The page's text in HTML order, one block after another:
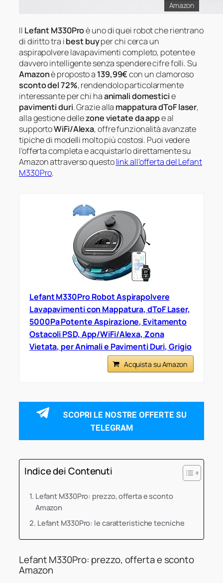
Amazon
Il Lefant M330Proè uno di quei robot che rientrano
di diritto tra ibest buyper chi cerca un
aspirapolvere lavapavimenti completo, potente e
davvero intelligente senza spendere cifre folli. Su
Amazonè proposto a 139,99€con un clamoroso
sconto del 72%, rendendolo particolarmente
interessante per chi haanimali domesticie
pavimenti duri. Grazie alla mappatura dToF laser,
alla gestione dellezone vietate da appe al
supportoWiFi/Alexa, offre funzionalità avanzate
tipiche di modelli molto più costosi. Puoi vedere
l’offerta completa e acquistarlo direttamente su
Amazon attraverso questolink all’offerta del Lefant
M330Pro.
Lefant M330Pro Robot Aspirapolvere
Lavapavimenti con Mappatura, dToF Laser,
5000Pa Potente Aspirazione, Evitamento
Ostacoli PSD, App/WiFi/Alexa, Zona
Vietata, per Animali e Pavimenti Duri, Grigio
Acquista su Amazon
SCOPRI LE NOSTRE OFFERTE SU
TELEGRAM
Indice dei Contenuti
Lefant M330Pro: prezzo, offerta e sconto
Amazon
Lefant M330Pro: le caratteristiche tecniche
Lefant M330Pro: prezzo, offerta e sconto
Amazon